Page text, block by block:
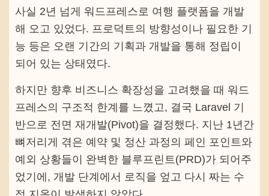
사실 2년 넘게 워드프레스로 여행 플랫폼을 개발
해 오고 있었다. 프로덕트의 방향성이나 필요한 기
능 등은 오랜 기간의 기획과 개발을 통해 정립이
되어 있는 상태였다.
하지만 향후 비즈니스 확장성을 고려했을 때 워드
프레스의 구조적 한계를 느꼈고, 결국 Laravel 기
반으로 전면 재개발(Pivot)을 결정했다. 지난 1년간
뼈저리게 겪은 예약 및 정산 과정의 페인 포인트와
예외 상황들이 완벽한 블루프린트(PRD)가 되어주
었기에, 개발 단계에서 로직을 엎고 다시 짜는 수